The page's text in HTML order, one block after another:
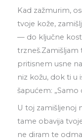
Kad zažmurim,
tvoje kože,
— do ključne
trzneš.Zamišljam
pritisnem usne
niz kožu, dok ti u
šapućem: „Samo
U toj zamišljenoj
tame obavija
ne diram te